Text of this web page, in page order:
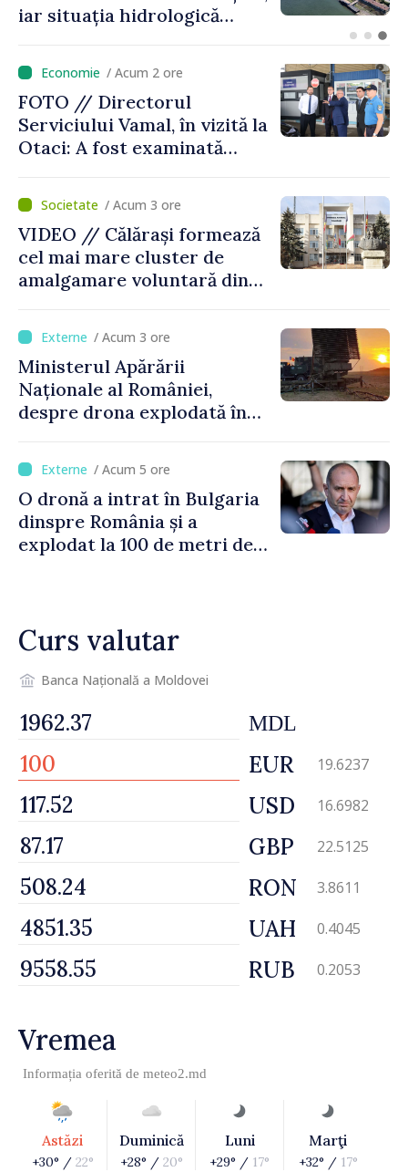
electrică pentru 8 august.
cetățenii să reducă
consumul în orele de vârf
/ Acum 2 ore
FOTO // Directorul
Serviciului Vamal, în vizită la
Otaci: A fost examinată
control vamal cu un scanner
performant/ Acum 3 ore
VIDEO // Călărași formează
cel mai mare cluster de
amalgamare voluntară din
orășenesc a aprobat decizia
finală
/ Acum 3 ore
Ministerul Apărării
Naționale al României,
despre drona explodată în
nu au detectat niciun
vehicul aerian”
/ Acum 5 ore
O dronă a intrat în Bulgaria
dinspre România și a
explodat la 100 de metri de
Curs valutar
Banca Națională a Moldovei
MDL
EUR 19.6237
USD 16.6982
GBP 22.5125
RON 3.8611
UAH 0.4045
RUB 0.2053
Vremea
Informația oferită de meteo2.md
Astăzi
+30° / 22°
Duminică
+28° / 20°
Luni
+29° / 17°
Marţi
+32° / 17°